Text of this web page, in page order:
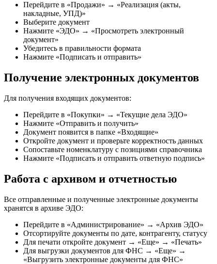
Перейдите в «Продажи» → «Реализация (акты,
накладные, УПД)»
Выберите документ
Нажмите «ЭДО» → «Просмотреть электронный
документ»
Убедитесь в правильности формата
Нажмите «Подписать и отправить»
Получение электронных документов
Для получения входящих документов:
Перейдите в «Покупки» → «Текущие дела ЭДО»
Нажмите «Отправить и получить»
Документ появится в папке «Входящие»
Откройте документ и проверьте корректность данных
Сопоставьте номенклатуру с позициями справочника
Нажмите «Подписать и отправить ответную подпись»
Работа с архивом и отчетностью
Все отправленные и полученные электронные документы
хранятся в архиве ЭДО:
Перейдите в «Администрирование» → «Архив ЭДО»
Отсортируйте документы по дате, контрагенту, статусу
Для печати откройте документ → «Еще» → «Печать»
Для выгрузки документов для ФНС → «Еще» →
«Выгрузить электронные документы для ФНС»